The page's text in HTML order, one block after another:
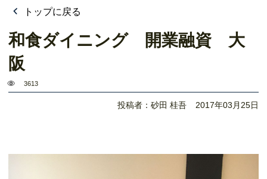
トップに戻る
和食ダイニング 開業融資 大
阪
3613
投稿者：砂田 桂吾 2017年03月25日